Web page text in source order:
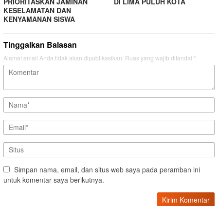
KESELAMATAN DAN
KENYAMANAN SISWA
Tinggalkan Balasan
Alamat email Anda tidak akan dipublikasikan. Ruas yang wajib ditandai *
Simpan nama, email, dan situs web saya pada peramban ini
untuk komentar saya berikutnya.